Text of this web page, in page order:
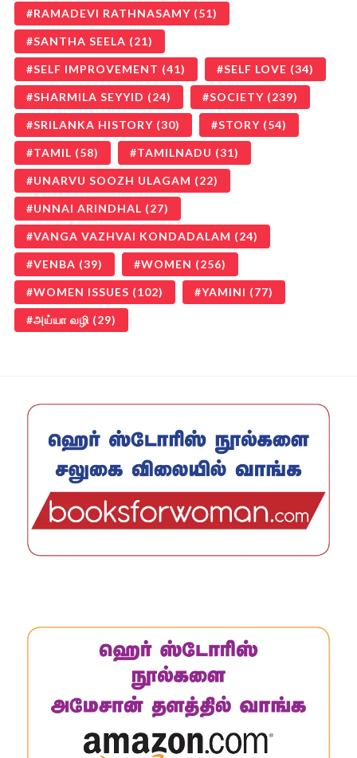
RAMADEVI RATHNASAMY (51)
SANTHA SEELA (21)
SELF IMPROVEMENT (41) SELF LOVE (34)
SHARMILA SEYYID (24) SOCIETY (239)
SRILANKA HISTORY (30) STORY (54)
TAMIL (58) TAMILNADU (31)
UNARVU SOOZH ULAGAM (22)
UNNAI ARINDHAL (27)
VANGA VAZHVAI KONDADALAM (24)
VENBA (39) WOMEN (256)
WOMEN ISSUES (102) YAMINI (77)
அய்யா வழி (29)